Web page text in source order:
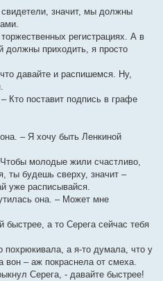
значит, мы должны
регистрациях. А в
должны приходить, я просто
давайте и распишемся. Ну,
Кто поставит подпись в графе
– Я хочу быть Ленкиной
молодые жили счастливо,
ты будешь сверху, значит –
уже расписывайся.
она. – Может мне
а то Серега сейчас тебя
похрюкивала, а я-то думала, что у
вон – аж покраснела от смеха.
Серега, - давайте быстрее!